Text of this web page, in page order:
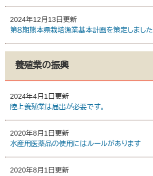
2024年12月13日更新
第８期熊本県栽培漁業基本計画を策定しました
養殖業の振興
2024年4月1日更新
陸上養殖業は届出が必要です。
2020年8月1日更新
水産用医薬品の使用にはルールがあります
2020年8月1日更新